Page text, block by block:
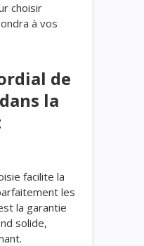
choisir
à vos
de
la
facilite la
les
la garantie
solide,